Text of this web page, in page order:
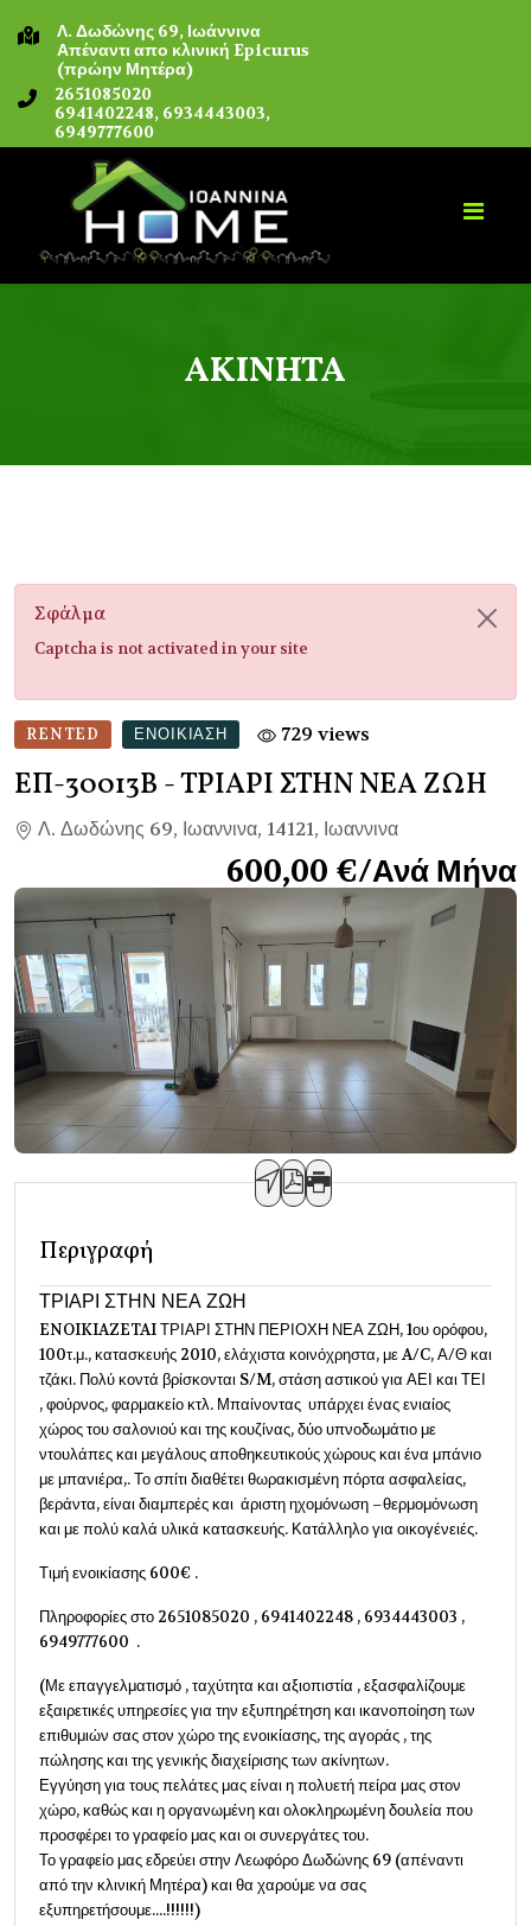
Λ. Δωδώνης 69, Ιωάννινα
Απέναντι απο κλινική Epicurus
(πρώην Μητέρα)
2651085020
6941402248, 6934443003,
6949777600
ΑΚΙΝΗΤΑ
Σφάλμα
Captcha is not activated in your site
RENTED ΕΝΟΙΚΊΑΣΗ 729 views
ΕΠ-30013Β - ΤΡΙΑΡΙ ΣΤΗΝ ΝΕΑ ΖΩΗ
Λ. Δωδώνης 69, Ιωαννινα, 14121, Ιωαννινα
600,00 €/Ανά Μήνα
Περιγραφή
ΤΡΙΑΡΙ ΣΤΗΝ ΝΕΑ ΖΩΗ
ENOIKIAZETAI ΤΡΙΑΡΙ ΣΤΗΝ ΠΕΡΙΟΧΗ ΝΕΑ ΖΩΗ, 1ου ορόφου,
100τ.μ., κατασκευής 2010, ελάχιστα κοινόχρηστα, με A/C, Α/Θ και
τζάκι. Πολύ κοντά βρίσκονται S/M, στάση αστικού για ΑΕΙ και ΤΕΙ
, φούρνος, φαρμακείο κτλ. Μπαίνοντας υπάρχει ένας ενιαίος
χώρος του σαλονιού και της κουζίνας, δύο υπνοδωμάτιο με
ντουλάπες και μεγάλους αποθηκευτικούς χώρους και ένα μπάνιο
με μπανιέρα,. Το σπίτι διαθέτει θωρακισμένη πόρτα ασφαλείας,
βεράντα, είναι διαμπερές και άριστη ηχομόνωση –θερμομόνωση
και με πολύ καλά υλικά κατασκευής. Κατάλληλο για οικογένειές.
Τιμή ενοικίασης 600€ .
Πληροφορίες στο 2651085020 , 6941402248 , 6934443003 ,
6949777600 .
(Με επαγγελματισμό , ταχύτητα και αξιοπιστία , εξασφαλίζουμε
εξαιρετικές υπηρεσίες για την εξυπηρέτηση και ικανοποίηση των
επιθυμιών σας στον χώρο της ενοικίασης, της αγοράς , της
πώλησης και της γενικής διαχείρισης των ακίνητων.
Εγγύηση για τους πελάτες μας είναι η πολυετή πείρα μας στον
χώρο, καθώς και η οργανωμένη και ολοκληρωμένη δουλεία που
προσφέρει το γραφείο μας και οι συνεργάτες του.
Το γραφείο μας εδρεύει στην Λεωφόρο Δωδώνης 69 (απέναντι
από την κλινική Μητέρα) και θα χαρούμε να σας
εξυπηρετήσουμε....!!!!!!)